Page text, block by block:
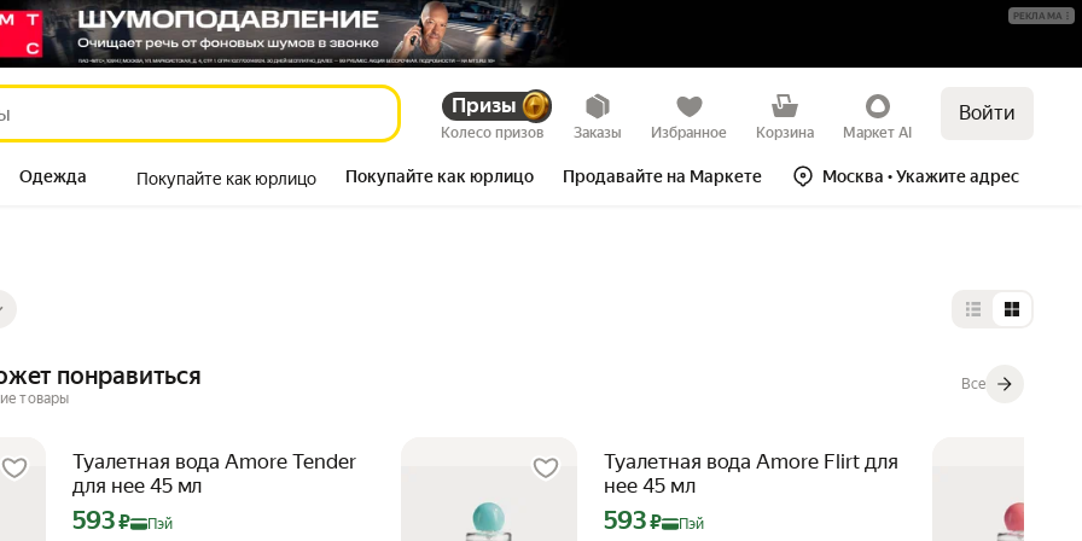
Призы
Колесо призов Заказы Избранное Корзина Маркет AI
Войти
Одежда Покупайте как юрлицо Покупайте как юрлицо Продавайте на Маркете Москва • Укажите адрес
РЕКЛАМА
Выбор типа
понравиться
товары
Все
Туалетная вода Amore Tender
для нее 45 мл
Цена с картой Яндекс Пэй 593 ₽ вместо
593₽ Пэй
Туалетная вода Amore Flirt для
нее 45 мл
Цена с картой Яндекс Пэй 593 ₽ вместо
593₽ Пэй